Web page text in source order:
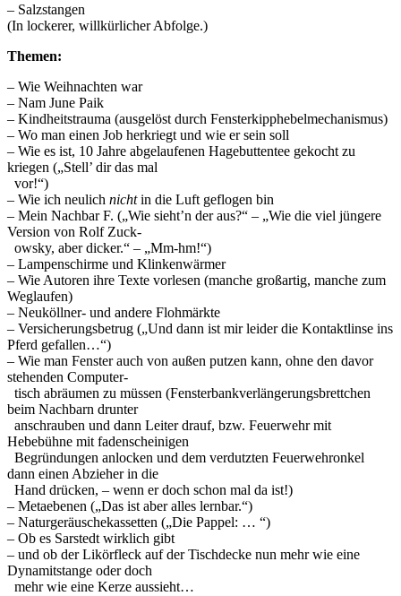
– Salzstangen
(In lockerer, willkürlicher Abfolge.)
Themen:
– Wie Weihnachten war
– Nam June Paik
– Kindheitstrauma (ausgelöst durch Fensterkipphebelmechanismus)
– Wo man einen Job herkriegt und wie er sein soll
– Wie es ist, 10 Jahre abgelaufenen Hagebuttentee gekocht zu
kriegen („Stell’ dir das mal
vor!“)
– Wie ich neulich nichtin die Luft geflogen bin
– Mein Nachbar F. („Wie sieht’n der aus?“ – „Wie die viel jüngere
Version von Rolf Zuck-
owsky, aber dicker.“ – „Mm-hm!“)
– Lampenschirme und Klinkenwärmer
– Wie Autoren ihre Texte vorlesen (manche großartig, manche zum
Weglaufen)
– Neuköllner- und andere Flohmärkte
– Versicherungsbetrug („Und dann ist mir leider die Kontaktlinse ins
Pferd gefallen…“)
– Wie man Fenster auch von außen putzen kann, ohne den davor
stehenden Computer-
tisch abräumen zu müssen (Fensterbankverlängerungsbrettchen
beim Nachbarn drunter
anschrauben und dann Leiter drauf, bzw. Feuerwehr mit
Hebebühne mit fadenscheinigen
Begründungen anlocken und dem verdutzten Feuerwehronkel
dann einen Abzieher in die
Hand drücken, – wenn er doch schon mal da ist!)
– Metaebenen („Das ist aber alles lernbar.“)
– Naturgeräuschekassetten („Die Pappel: … “)
– Ob es Sarstedt wirklich gibt
– und ob der Likörfleck auf der Tischdecke nun mehr wie eine
Dynamitstange oder doch
mehr wie eine Kerze aussieht…